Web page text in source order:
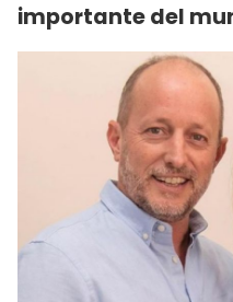
importante del